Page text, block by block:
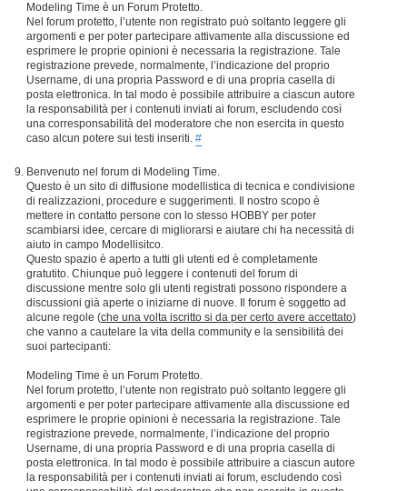
Modeling Time è un Forum Protetto.
Nel forum protetto, l’utente non registrato può soltanto leggere gli
argomenti e per poter partecipare attivamente alla discussione ed
esprimere le proprie opinioni è necessaria la registrazione. Tale
registrazione prevede, normalmente, l’indicazione del proprio
Username, di una propria Password e di una propria casella di
posta elettronica. In tal modo è possibile attribuire a ciascun autore
la responsabilità per i contenuti inviati ai forum, escludendo così
una corresponsabilità del moderatore che non esercita in questo
caso alcun potere sui testi inseriti. #
Benvenuto nel forum di Modeling Time.
Questo è un sito di diffusione modellistica di tecnica e condivisione
di realizzazioni, procedure e suggerimenti. Il nostro scopo è
mettere in contatto persone con lo stesso HOBBY per poter
scambiarsi idee, cercare di migliorarsi e aiutare chi ha necessità di
aiuto in campo Modellisitco.
Questo spazio è aperto a tutti gli utenti ed è completamente
gratutito. Chiunque può leggere i contenuti del forum di
discussione mentre solo gli utenti registrati possono rispondere a
discussioni già aperte o iniziarne di nuove. Il forum è soggetto ad
alcune regole (che una volta iscritto si da per certo avere accettato)
che vanno a cautelare la vita della community e la sensibilità dei
suoi partecipanti:
Modeling Time è un Forum Protetto.
Nel forum protetto, l’utente non registrato può soltanto leggere gli
argomenti e per poter partecipare attivamente alla discussione ed
esprimere le proprie opinioni è necessaria la registrazione. Tale
registrazione prevede, normalmente, l’indicazione del proprio
Username, di una propria Password e di una propria casella di
posta elettronica. In tal modo è possibile attribuire a ciascun autore
la responsabilità per i contenuti inviati ai forum, escludendo così